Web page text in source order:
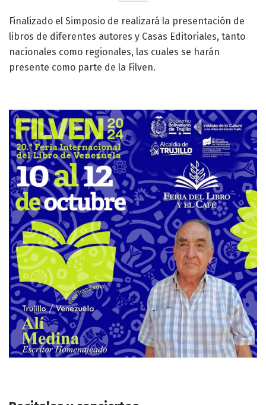
Finalizado el Simposio de realizará la presentación de
libros de diferentes autores y Casas Editoriales, tanto
nacionales como regionales, las cuales se harán
presente como parte de la Filven.